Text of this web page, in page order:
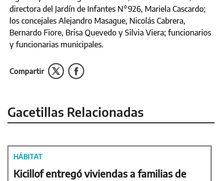
directora del Jardín de Infantes N°926, Mariela Cascardo;
los concejales Alejandro Masague, Nicolás Cabrera,
Bernardo Fiore, Brisa Quevedo y Silvia Viera; funcionarios
y funcionarias municipales.
Compartir
Gacetillas Relacionadas
HÁBITAT
Kicillof entregó viviendas a familias de